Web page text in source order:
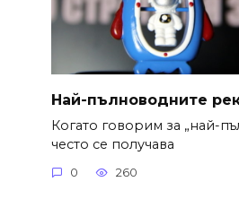
Най-пълноводните
Когато говорим за „най-
често се получава
0 260